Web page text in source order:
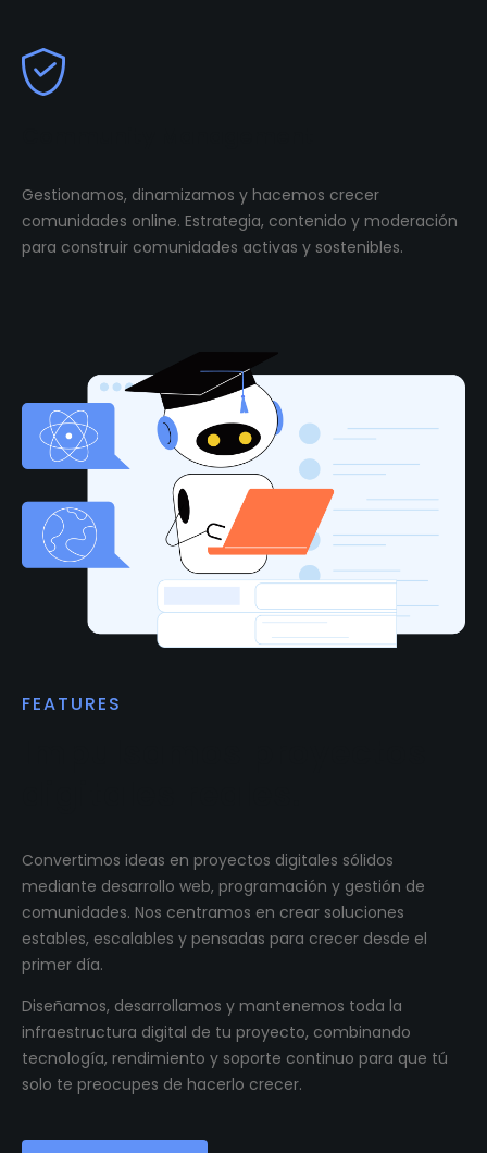
Gestionamos, dinamizamos y hacemos crecer
comunidades online. Estrategia, contenido y moderación
para construir comunidades activas y sostenibles.
FEATURES
Convertimos ideas en proyectos digitales sólidos
mediante desarrollo web, programación y gestión de
comunidades. Nos centramos en crear soluciones
estables, escalables y pensadas para crecer desde el
primer día.
Diseñamos, desarrollamos y mantenemos toda la
infraestructura digital de tu proyecto, combinando
tecnología, rendimiento y soporte continuo para que tú
solo te preocupes de hacerlo crecer.